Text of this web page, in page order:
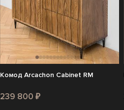
Комод Arcachon Cabinet RM
239 800 ₽